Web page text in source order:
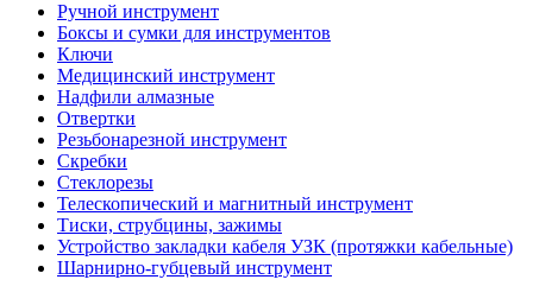
Ручной инструмент
Боксы и сумки для инструментов
Ключи
Медицинский инструмент
Надфили алмазные
Отвертки
Резьбонарезной инструмент
Скребки
Стеклорезы
Телескопический и магнитный инструмент
Тиски, струбцины, зажимы
Устройство закладки кабеля УЗК (протяжки кабельные)
Шарнирно-губцевый инструмент